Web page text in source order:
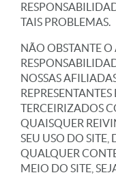
TAIS PROBLEMAS.
NÃO OBSTANTE
NOSSAS
TERCEIRIZADOS
QUAISQUER
SEU USO DO SITE,
QUALQUER
MEIO DO SITE,